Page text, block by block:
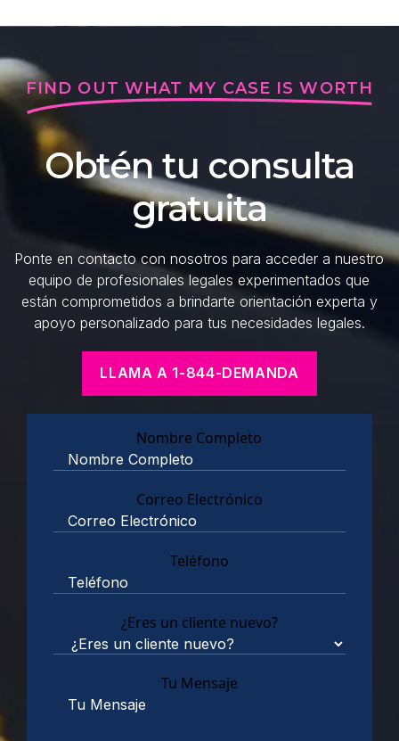
FIND OUT WHAT MY CASE IS WORTH
Obtén tu consulta
gratuita
Ponte en contacto con nosotros para acceder a nuestro
equipo de profesionales legales experimentados que
están comprometidos a brindarte orientación experta y
apoyo personalizado para tus necesidades legales.
LLAMA A 1-844-DEMANDA
Nombre Completo
Correo Electrónico
Teléfono
¿Eres un cliente nuevo?
Tu Mensaje